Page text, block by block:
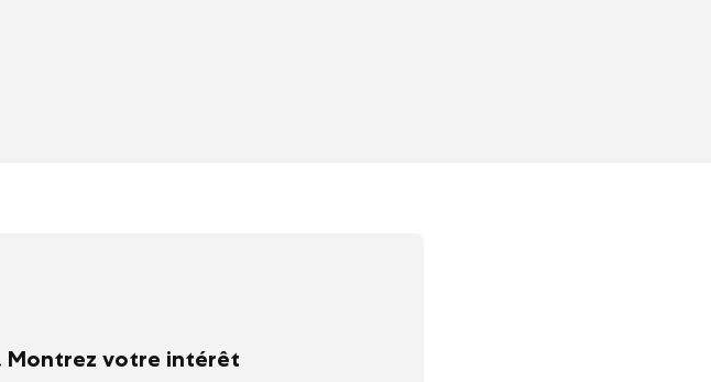
Montrez votre intérêt